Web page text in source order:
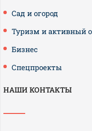
Сад и огород
Туризм и активный
Бизнес
Спецпроекты
НАШИ КОНТАКТЫ